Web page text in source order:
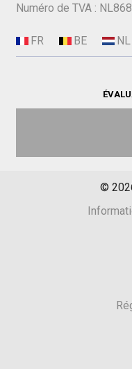
Numéro de TVA :
©